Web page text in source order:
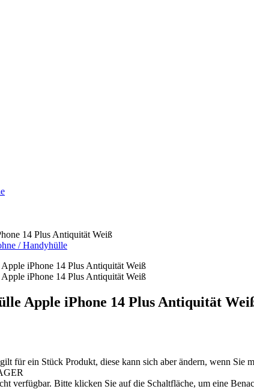
14 Plus Antiquität Weiß
/Handyhülle
Apple iPhone 14 Plus Antiquität
für ein Stück Produkt, diese kann sich aber ändern, wenn Sie
verfügbar. Bitte klicken Sie auf die Schaltfläche, um eine